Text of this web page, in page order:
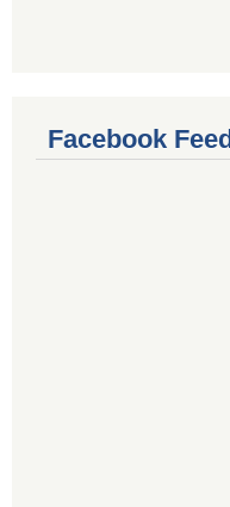
Facebook Feed